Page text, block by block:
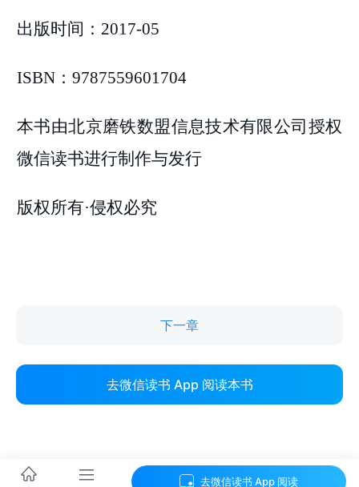
下一章
去微信读书 App 阅读本书
去微信读书 App 阅读